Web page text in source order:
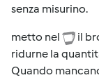
senza misurino.
metto nel
il
ridurne la
Quando